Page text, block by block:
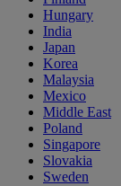
Hungary
India
Japan
Korea
Malaysia
Mexico
Middle East
Poland
Singapore
Slovakia
Sweden